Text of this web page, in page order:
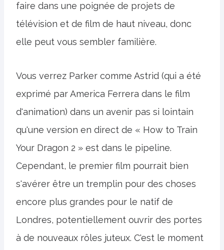
faire dans une poignée de projets de
télévision et de film de haut niveau, donc
elle peut vous sembler familière.
Vous verrez Parker comme Astrid (qui a été
exprimé par America Ferrera dans le film
d'animation) dans un avenir pas si lointain
qu'une version en direct de « How to Train
Your Dragon 2 » est dans le pipeline.
Cependant, le premier film pourrait bien
s'avérer être un tremplin pour des choses
encore plus grandes pour le natif de
Londres, potentiellement ouvrir des portes
à de nouveaux rôles juteux. C'est le moment